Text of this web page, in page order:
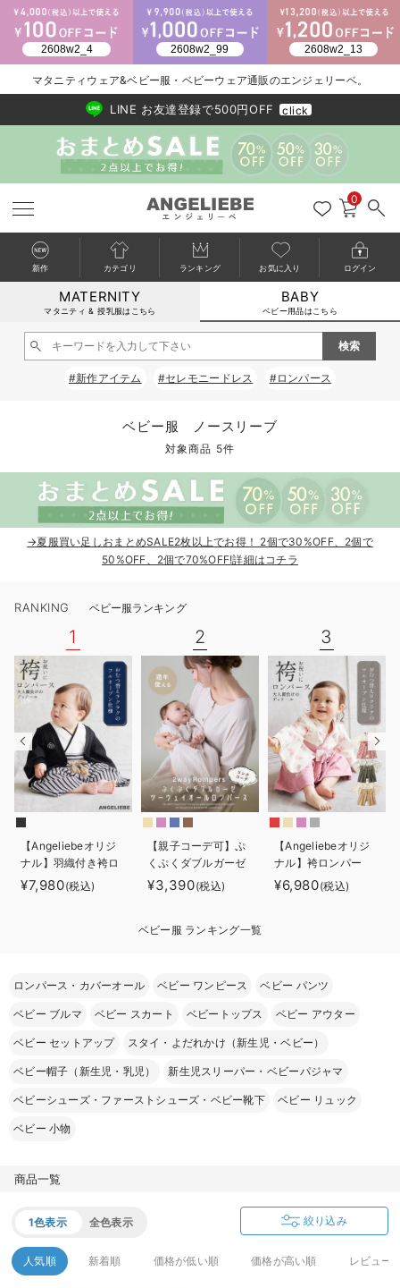
新生児服全て
ツーウェイオール・2WAYオール（新生児）
ベビー服全て
ロンパース・カバーオール
ベビー ブルマ
ベビー スカート
ベビー セットアップ
スタイ・よだれかけ（新生児・ベビー）
ベビー帽子（新生児・乳児）
新生児スリーパー・ベビーパジャマ
ベビーシューズ・ファーストシューズ・ベビー靴下
ベビー リュック
ベビー 小物
シーズンアイテム全て
ベビー・新生児 寝具全て
ベビーベッド・布団 （ベビー・新生児）
ベビー 雑貨全て
ベビーチェア（ハイローチェア）・ベビーラック
ベビー 雑貨 小物
ベビー安全グッズ
授乳・調乳・お食事
哺乳瓶
赤ちゃん 洗剤・洗濯用品・お掃除
赤ちゃん お風呂・ベビースキンケア
おむつ関連グッズ
お出かけグッズ全て
ベビー｜季節の特集全て
猛暑からベビーを守るひんやりグッズ
ベビーの動物なりきり特集
ベビー 夏のお役立ちグッズ特集
【素材別】ベビーロンパース特集
アウトレット全て
【アウトレット】ワンピース
【アウトレット】パジャマ
【アウトレット】インナー
【アウトレット】ベビー
特集全て
抗菌防臭加工
コットン素材
冷房対策
親子セット
快適機能ウェア特集 トップス
快適機能ウェア特集 ボトムス
快適機能ウェア特集 パジャマ
erbaviva（エルバビーバ）
安心の日本製。先輩ママが買ってよかった！本当に必要な出産準備品
ハレの日に着るANGELIEBEのセレモニー
買って正解！高評価レビューアイテム
便利な育児家電
Gift Selection 出産祝い
ファルスカ
デロンギ
入院準備の持ち物チェック
再入荷全て
再入荷｜インナー
戻る
送料無料アイテム全て
ワンピース
スカート
インナー
ベビー
戻る
ブラキャミ おまとめ
MAX55%OFF ブラックフ
戻る
【37周年祭セール】
【37周年祭セール】
戻る
気温差別オススメア
【15℃】3月下旬～
戻る
動きやすく着回しで
戻る
強撚スムース(コスパ
戻る
マタニティウェア
【おまとめ割】パジ
戻る
こだわりの履き心地
カジュアル
オフィス
戻る
ジャケット派
きれいめ美脚パンツ派
王道シンプル派
戻る
出産準備応援割全て
マタニティパジャマ
戻る
【オフィスカジュア
戻る
レギンスタイプ
戻る
【フォーマル】ワン
戻る
【ベビー】長袖
戻る
ハンカチ
短肌着
戻る
快適ウェア10%OFF
快適ウェア10%OFF
戻る
春のマタニティワン
セットアップ・ レイ
ジャンパースカート/
カジュアル
あったかアイテム｜
戻る
Gift Selection 出産
〜3,000円（税込）
10,001円（税込）〜
男の子におススメの
もらって嬉しいギフト
かわいくておもしろ
何枚あっても嬉しい
長く使えるアイテム
お部屋映えアイテム
戻る
冬の冷え対策インナ
薄くてあったか
保温&リカバリー
カップ付きインナー
裏起毛素材
戻る
入院準備の持ち物チ
入院してすぐ使うグ
戻る
冬のあったか特集全て
【冬のあったか特集
【冬のあったか特集
マタニティウェア&ベビー服・ベビーウェア通販のエンジェリーベ。
2026/NewArrival
送料495円(一部地域を除く) 7,700円以上で送料無料
LINE お友達登録で500円OFF
click
0
新作 カテゴリ ランキング お気に入り ログイン
MATERNITY
マタニティ & 授乳服はこちら
BABY
ベビー用品はこちら
#新作アイテム #セレモニードレス #ロンパース
ベビー服 ノースリーブ
対象商品 5件
→夏服買い足しおまとめSALE2枚以上でお得！ 2個で30%OFF、2個で
50%OFF、2個で70%OFF!詳細はコチラ
RANKING ベビー服ランキング
1
【Angeliebeオリジ
ナル】羽織付き袴ロ
ンパース 男の子
¥7,980(税込)
2
【親子コーデ可】ぷ
くぷくダブルガーゼ
ツーウェイオール
（2wayオール） ロ
¥3,390(税込)
3
【Angeliebeオリジ
ナル】袴ロンパー
ス 男の子 女の子
¥6,980(税込)
ベビー服 ランキング一覧
ロンパース・カバーオール ベビー ワンピース ベビー パンツ
ベビー ブルマ ベビー スカート ベビートップス ベビー アウター
ベビー セットアップ スタイ・よだれかけ（新生児・ベビー）
ベビー帽子（新生児・乳児） 新生児スリーパー・ベビーパジャマ
ベビーシューズ・ファーストシューズ・ベビー靴下 ベビー リュック
ベビー 小物
商品一覧
1色表示 全色表示 絞り込み
人気順 新着順 価格が低い順 価格が高い順 レビュー
カートに入れる
閉じる